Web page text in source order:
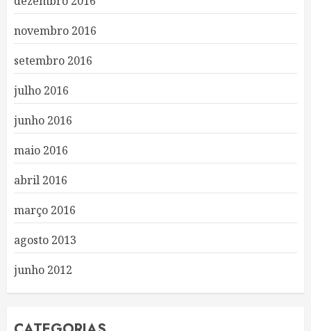
novembro 2016
setembro 2016
julho 2016
junho 2016
maio 2016
abril 2016
março 2016
agosto 2013
junho 2012